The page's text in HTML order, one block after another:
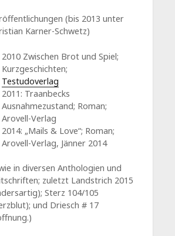
(bis 2013 unter
Karner-Schwetz)
2010 Zwischen Brot und Spiel;
Kurzgeschichten;
Testudoverlag
2011: Traanbecks
Ausnahmezustand; Roman;
Arovell-Verlag
2014: „Mails & Love“; Roman;
Arovell-Verlag, Jänner 2014
in diversen Anthologien und
zuletzt Landstrich 2015
Sterz 104/105
und Driesch # 17